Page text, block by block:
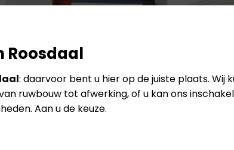
Roosdaal
: daarvoor bent u hier op de juiste plaats. Wij
ruwbouw tot afwerking, of u kan ons
Aan u de keuze.